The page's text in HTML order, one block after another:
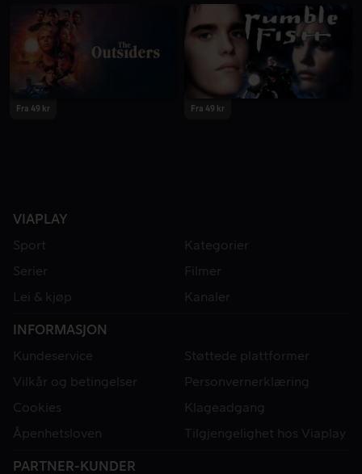
Fra 49 kr Fra 49 kr
VIAPLAY
Sport
Kategorier
Serier
Filmer
Lei & kjøp
Kanaler
INFORMASJON
Kundeservice
Støttede plattformer
Vilkår og betingelser
Personvernerklæring
Cookies
Klageadgang
Åpenhetsloven
Tilgjengelighet hos Viaplay
PARTNER-KUNDER